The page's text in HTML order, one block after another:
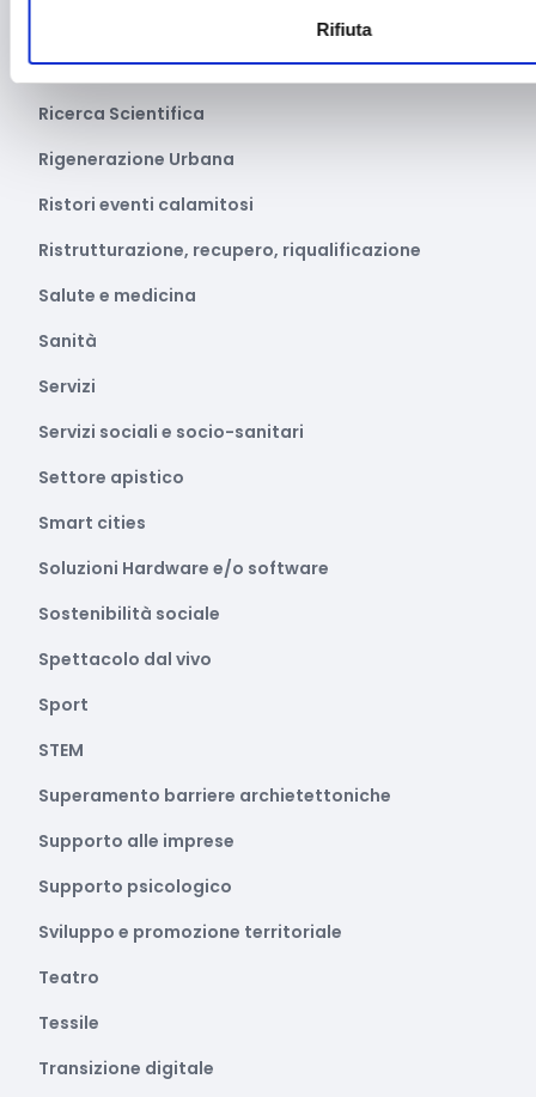
Rifiuta
Pesca e acquacoltura
Ricerca Scientifica
Rigenerazione Urbana
Ristori eventi calamitosi
Ristrutturazione, recupero, riqualificazione
Salute e medicina
Sanità
Servizi
Servizi sociali e socio-sanitari
Settore apistico
Smart cities
Soluzioni Hardware e/o software
Sostenibilità sociale
Spettacolo dal vivo
Sport
STEM
Superamento barriere archietettoniche
Supporto alle imprese
Supporto psicologico
Sviluppo e promozione territoriale
Teatro
Tessile
Transizione digitale